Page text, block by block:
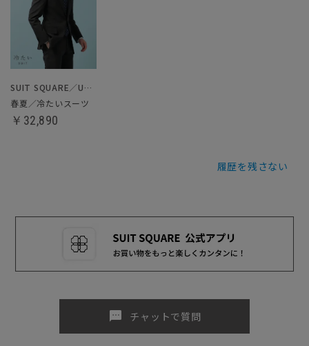
SUIT SQUARE／UNIVERSAL LANGUAGE
春夏／冷たいスーツ
￥32,890
履歴を残さない
sms チャットで質問